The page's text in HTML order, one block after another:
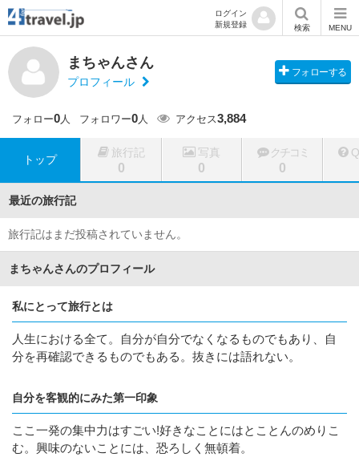
ログイン
新規登録
検索 MENU
まちゃんさん
プロフィール
フォローする
フォロー0人 フォロワー0人 アクセス3,884
トップ
旅行記
0
写真
0
クチコミ
0
最近の旅行記
旅行記はまだ投稿されていません。
まちゃんさんのプロフィール
私にとって旅行とは
人生における全て。自分が自分でなくなるものでもあり、自
分を再確認できるものでもある。抜きには語れない。
自分を客観的にみた第一印象
ここ一発の集中力はすごい!好きなことにはとことんのめりこ
む。興味のないことには、恐ろしく無頓着。